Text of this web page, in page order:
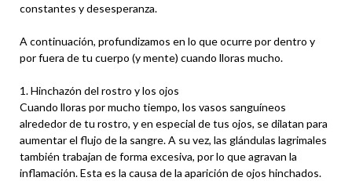
constantes y desesperanza.
A continuación, profundizamos en lo que ocurre por dentro y
por fuera de tu cuerpo (y mente) cuando lloras mucho.
1. Hinchazón del rostro y los ojos
Cuando lloras por mucho tiempo, los vasos sanguíneos
alrededor de tu rostro, y en especial de tus ojos, se dilatan para
aumentar el flujo de la sangre. A su vez, las glándulas lagrimales
también trabajan de forma excesiva, por lo que agravan la
inflamación. Esta es la causa de la aparición de ojos hinchados.